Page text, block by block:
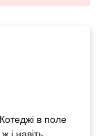
в поле